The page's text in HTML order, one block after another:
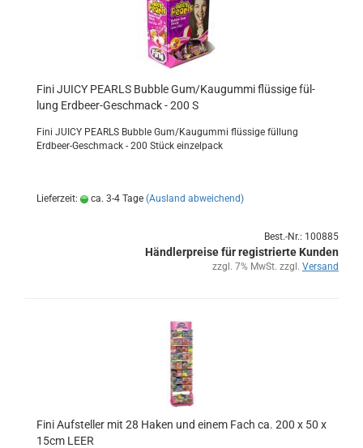
Fini JUICY PEARLS Bub­ble Gum/Kau­gum­mi flüs­si­ge fül­
lung Erdbeer-​​Ge­schmack - 200 S
Fini JUICY PEARLS Bub­ble Gum/Kau­gum­mi flüs­si­ge fül­lung
Erdbeer-​Geschmack - 200 Stück ein­zel­pack
Lieferzeit: ca. 3-4 Tage (Ausland abweichend)
Best.-Nr.: 100885
Händlerpreise für registrierte Kunden
zzgl. 7% MwSt. zzgl. Versand
Fini Auf­stel­ler mit 28 Haken und einem Fach ca. 200 x 50 x
15cm LEER